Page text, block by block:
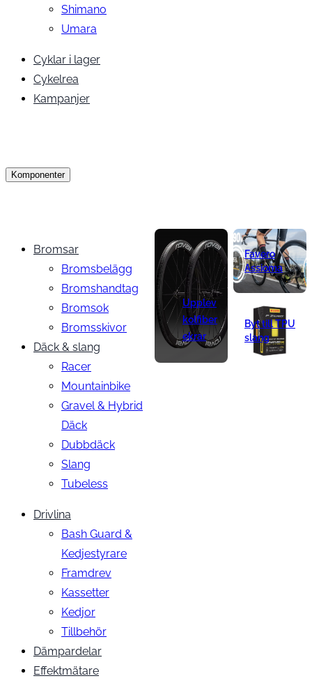
Shimano
Umara
Cyklar i lager
Cykelrea
Kampanjer
Komponenter
Bromsar
Bromsbelägg
Bromshandtag
Bromsok
Bromsskivor
Däck & slang
Racer
Mountainbike
Gravel & Hybrid
Däck
Dubbdäck
Slang
Tubeless
Drivlina
Bash Guard &
Kedjestyrare
Framdrev
Kassetter
Kedjor
Tillbehör
Dämpardelar
Effektmätare
Upplev
kolfiber
ekrar
Favero
Assioma
Byt till TPU
slang